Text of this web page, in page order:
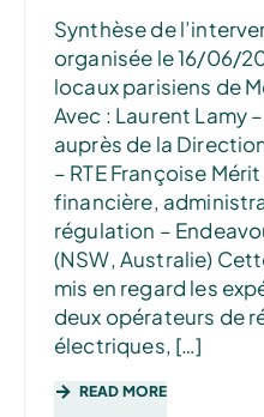
Synthèse de
organisée le 16/06/
locaux parisiens de
Avec : Laurent Lamy
auprès de la
– RTE Françoise
financière,
régulation –
(NSW, Australie)
mis en regard les
deux opérateurs de
électriques, […]
READ MORE